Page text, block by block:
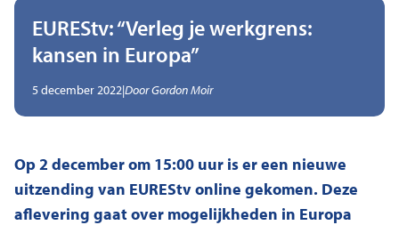
EUREStv: “Verleg je werkgrens:
kansen in Europa”
5 december 2022|
, Geschreven door
DoorGordon Moir
Op 2 december om 15:00 uur is er een nieuwe
uitzending van EUREStv online gekomen. Deze
aflevering gaat over mogelijkheden in Europa